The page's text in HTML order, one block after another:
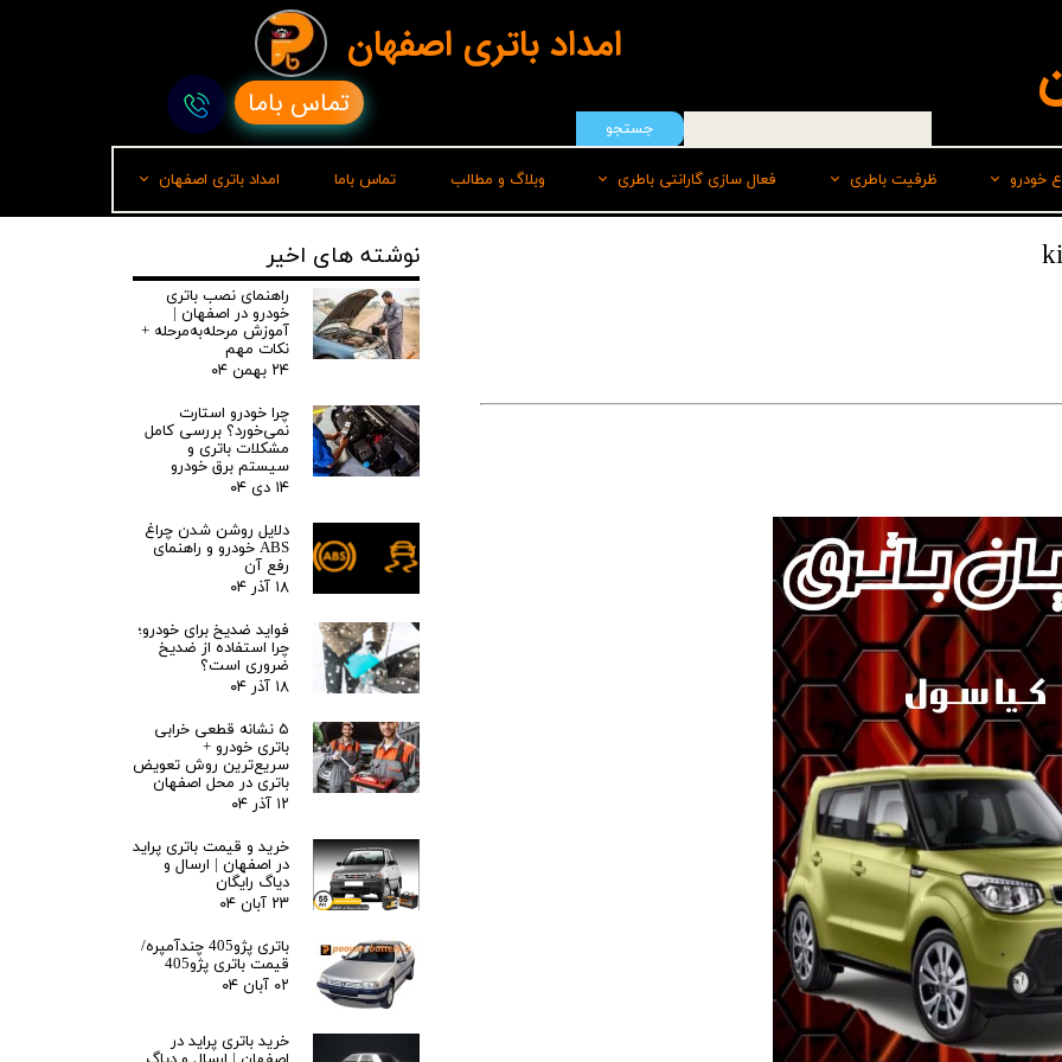
خودرو
کیا
جک KMC/JAC
بهمن موتور
پارس خودرو
لیفان
جیلی
سیترو،ن
دوو
رنو
لکسوس
مزدا
نیسان
ظرفیت باطری
70 امپر بلند L
برلیانس
70 امپر بلندR
74 امپر
فعال سازی گارانتی باطری وبلاگ و مطالب تماس باما امداد باتری اصفهان
تماس باما
جستجو
امداد باتری اصفهان
نوشته های اخیر
راهنمای نصب باتری
خودرو در اصفهان |
آموزش مرحله‌به‌مرحله +
نکات مهم
۲۴ بهمن ۰۴
چرا خودرو استارت
نمی‌خورد؟ بررسی کامل
مشکلات باتری و
سیستم برق خودرو
۱۴ دی ۰۴
دلایل روشن شدن چراغ
ABS خودرو و راهنمای
رفع آن
۱۸ آذر ۰۴
فواید ضدیخ برای خودرو؛
چرا استفاده از ضدیخ
ضروری است؟
۱۸ آذر ۰۴
۵ نشانه قطعی خرابی
باتری خودرو +
سریع‌ترین روش تعویض
باتری در محل اصفهان
۱۲ آذر ۰۴
خرید و قیمت باتری پراید
در اصفهان | ارسال و
دیاگ رایگان
۲۳ آبان ۰۴
باتری پژو405 چندآمپره/
قیمت باتری پژو405
۰۲ آبان ۰۴
خرید باتری پراید در